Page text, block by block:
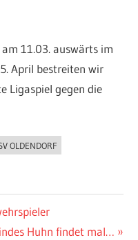
11.03. auswärts im
April bestreiten wir
Ligaspiel gegen die
OLDENDORF
Huhn findet mal…